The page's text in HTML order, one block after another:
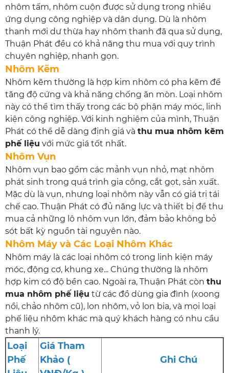
nhôm tấm, nhôm cuộn được sử dụng trong nhiều
ứng dụng công nghiệp và dân dụng. Dù là nhôm
thanh mới dư thừa hay nhôm thanh đã qua sử dụng,
Thuận Phát đều có khả năng thu mua với quy trình
chuyên nghiệp, nhanh gọn.
Nhôm Kẽm
Nhôm kẽm thường là hợp kim nhôm có pha kẽm để
tăng độ cứng và khả năng chống ăn mòn. Loại nhôm
này có thể tìm thấy trong các bộ phận máy móc, linh
kiện công nghiệp. Với kinh nghiệm của mình, Thuận
Phát có thể dễ dàng định giá và thu mua nhôm kẽm
phế liệu với mức giá tốt nhất.
Nhôm Vụn
Nhôm vụn bao gồm các mảnh vụn nhỏ, mạt nhôm
phát sinh trong quá trình gia công, cắt gọt, sản xuất.
Mặc dù là vụn, nhưng loại nhôm này vẫn có giá trị tái
chế cao. Thuận Phát có đủ năng lực và thiết bị để thu
mua cả những lô nhôm vụn lớn, đảm bảo không bỏ
sót bất kỳ nguồn tài nguyên nào.
Nhôm Máy và Các Loại Nhôm Khác
Nhôm máy là các loại nhôm có trong linh kiện máy
móc, động cơ, khung xe... Chúng thường là nhôm
hợp kim có độ bền cao. Ngoài ra, Thuận Phát còn thu
mua nhôm phế liệu từ các đồ dùng gia đình (xoong
nồi, chảo nhôm cũ), lon nhôm, vỏ lon bia, và mọi loại
phế liệu nhôm khác mà quý khách hàng có nhu cầu
thanh lý.
Loại
Phế
Giá Tham
Khảo (
Ghi Chú